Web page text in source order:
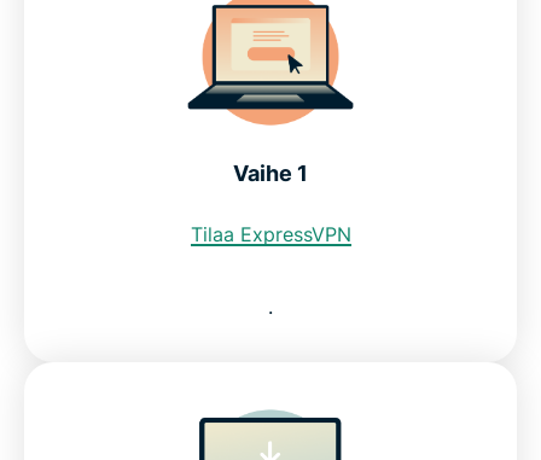
Vaihe 1
Tilaa ExpressVPN
.